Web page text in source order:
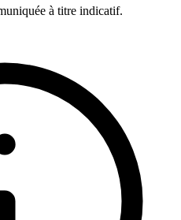
à titre indicatif.